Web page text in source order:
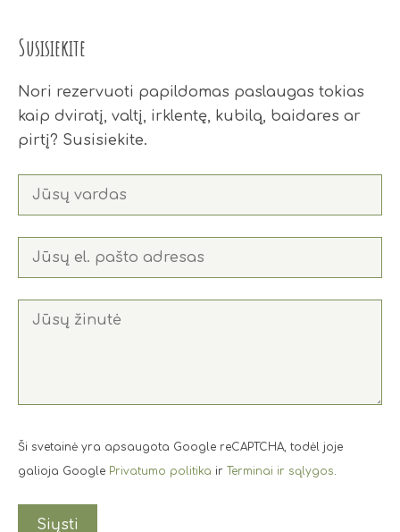
Susisiekite
Nori rezervuoti papildomas paslaugas tokias
kaip dviratį, valtį, irklentę, kubilą, baidares ar
pirtį? Susisiekite.
Ši svetainė yra apsaugota Google reCAPTCHA, todėl joje
galioja Google Privatumo politika ir Terminai ir sąlygos